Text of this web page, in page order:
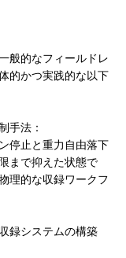
般的なフィールドレ
的かつ実践的な以下
手法：
停止と重力自由落下
まで抑えた状態で
理的な収録ワークフ
録システムの構築